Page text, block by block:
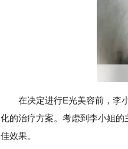
在决定进行E光美容前，李
化的治疗方案。考虑到李小姐
佳效果。